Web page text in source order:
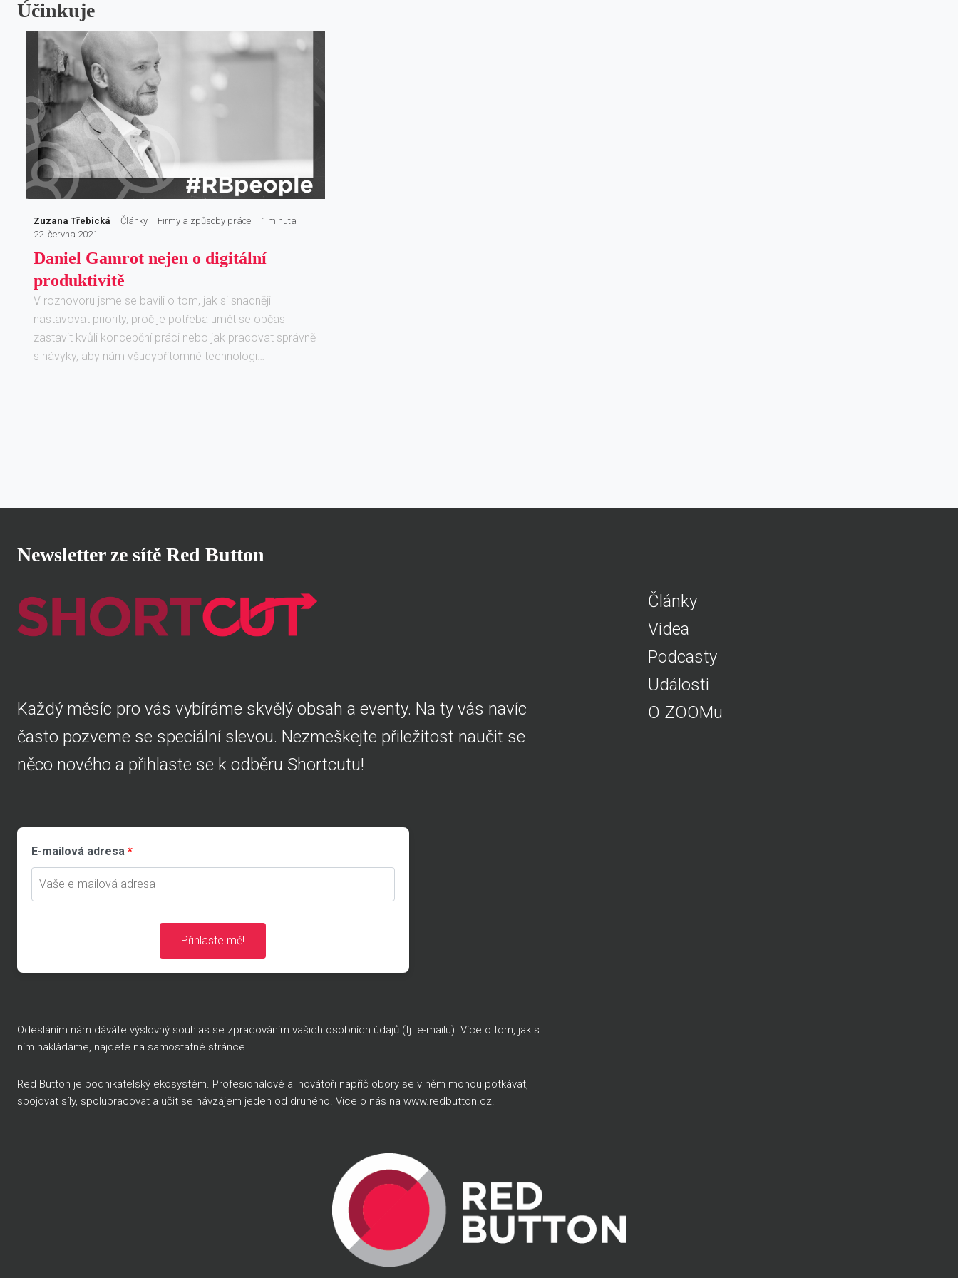
Účinkuje
Zuzana Třebická Články Firmy a způsoby práce
1 minuta
22. června 2021
Daniel Gamrot nejen o digitální
produktivitě
V rozhovoru jsme se bavili o tom, jak si snadněji
nastavovat priority, proč je potřeba umět se občas
zastavit kvůli koncepční práci nebo jak pracovat správně
s návyky, aby nám všudypřítomné technologi…
Newsletter ze sítě Red Button
Každý měsíc pro vás vybíráme skvělý obsah a eventy. Na ty vás navíc
často pozveme se speciální slevou. Nezmeškejte přiležitost naučit se
něco nového a přihlaste se k odběru Shortcutu!
E-mailová adresa
Přihlaste mě!
Odesláním nám dáváte výslovný souhlas se zpracováním vašich osobních údajů (tj. e-mailu). Více o tom, jak s
ním nakládáme, najdete na samostatné stránce.
Red Button je podnikatelský ekosystém. Profesionálové a inovátoři napříč obory se v něm mohou potkávat,
spojovat síly, spolupracovat a učit se návzájem jeden od druhého. Více o nás na www.redbutton.cz.
Články
Videa
Podcasty
Události
O ZOOMu